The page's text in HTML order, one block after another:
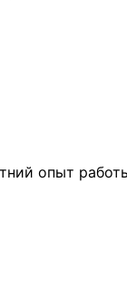
опыт